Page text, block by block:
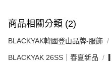
商品相關分類 (2)
BLACKYAK韓國登山品牌-服飾
BLACKYAK 26SS｜春夏新品